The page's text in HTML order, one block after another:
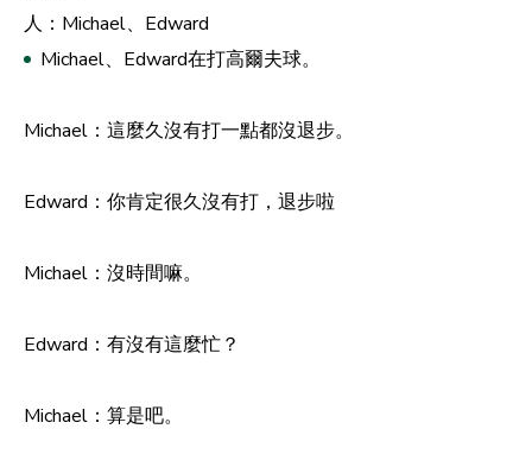
人：Michael、Edward
Michael、Edward在打高爾夫球。
Michael：這麼久沒有打一點都沒退步。
Edward：你肯定很久沒有打，退步啦
Michael：沒時間嘛。
Edward：有沒有這麼忙？
Michael：算是吧。